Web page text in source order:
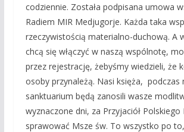
codziennie. Została podpisana umowa
Radiem MIR Medjugorje. Każda taka
rzeczywistością materialno-duchową. A
chcą się włączyć w naszą wspólnotę,
przez rejestrację, żebyśmy wiedzieli, że
osoby przynależą. Nasi księża, podczas
sanktuarium będą zanosili wasze
wyznaczone dni, za Przyjaciół
sprawować Msze św. To wszystko po